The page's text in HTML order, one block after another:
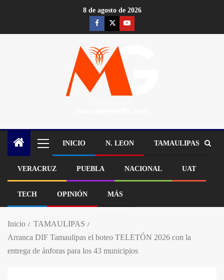
8 de agosto de 2026
INICIO N. LEON TAMAULIPAS
VERACRUZ PUEBLA NACIONAL UAT
TECH OPINIÓN MÁS
Inicio
TAMAULIPAS
Arranca DIF Tamaulipas el boteo TELETÓN 2026 con la
entrega de ánforas para los 43 municipios